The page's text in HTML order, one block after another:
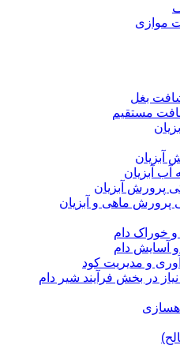
موازی
بغل
مستقیم
آبزیان
آب آبزیان
پرورش آبزیان
پرورش ماهی و آبزیان
و خوراک دام
و آسایش دام
و مدیریت کود
در بخش فرآیند شیر دام